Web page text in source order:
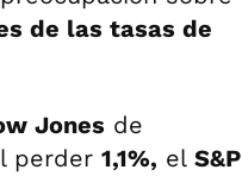
de las tasas de
Jones de
perder 1,1%, el S&P